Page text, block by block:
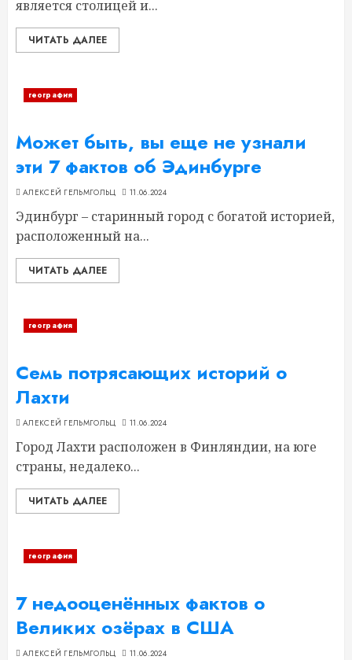
является столицей и...
ЧИТАТЬ ДАЛЕЕ
география
Может быть, вы еще не узнали
эти 7 фактов об Эдинбурге
АЛЕКСЕЙ ГЕЛЬМГОЛЬЦ 11.06.2024
Эдинбург – старинный город с богатой историей,
расположенный на...
ЧИТАТЬ ДАЛЕЕ
география
Семь потрясающих историй о
Лахти
АЛЕКСЕЙ ГЕЛЬМГОЛЬЦ 11.06.2024
Город Лахти расположен в Финляндии, на юге
страны, недалеко...
ЧИТАТЬ ДАЛЕЕ
география
7 недооценённых фактов о
Великих озёрах в США
АЛЕКСЕЙ ГЕЛЬМГОЛЬЦ 11.06.2024